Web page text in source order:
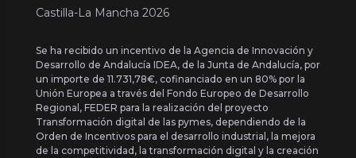
Castilla-La Mancha 2026
Se ha recibido un incentivo de la Agencia de Innovación y
Desarrollo de Andalucía IDEA, de la Junta de Andalucía, por
un importe de 11.731,78€, cofinanciado en un 80% por la
Unión Europea a través del Fondo Europeo de Desarrollo
Regional, FEDER para la realización del proyecto
Transformación digital de las pymes, dependiendo de la
Orden de Incentivos para el desarrollo industrial, la mejora
de la competitividad, la transformación digital y la creación